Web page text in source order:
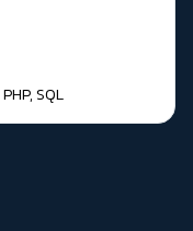
PHP,SQL